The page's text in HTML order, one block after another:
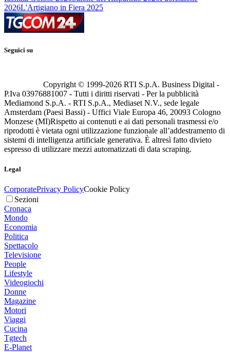
2026L'Artigiano in Fiera 2025
Seguici su
Copyright © 1999-2026 RTI S.p.A. Business Digital -
P.Iva 03976881007 - Tutti i diritti riservati - Per la pubblicità
Mediamond S.p.A. - RTI S.p.A., Mediaset N.V., sede legale
Amsterdam (Paesi Bassi) - Uffici Viale Europa 46, 20093 Cologno
Monzese (MI)Rispetto ai contenuti e ai dati personali trasmessi e/o
riprodotti è vietata ogni utilizzazione funzionale all’addestramento di
sistemi di intelligenza artificiale generativa. È altresì fatto divieto
espresso di utilizzare mezzi automatizzati di data scraping.
Legal
CorporatePrivacy PolicyCookie Policy
Sezioni
Cronaca
Mondo
Economia
Politica
Spettacolo
Televisione
People
Lifestyle
Videogiochi
Donne
Magazine
Motori
Viaggi
Cucina
Tgtech
E-Planet